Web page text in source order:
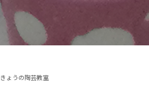
きょうの陶芸教室